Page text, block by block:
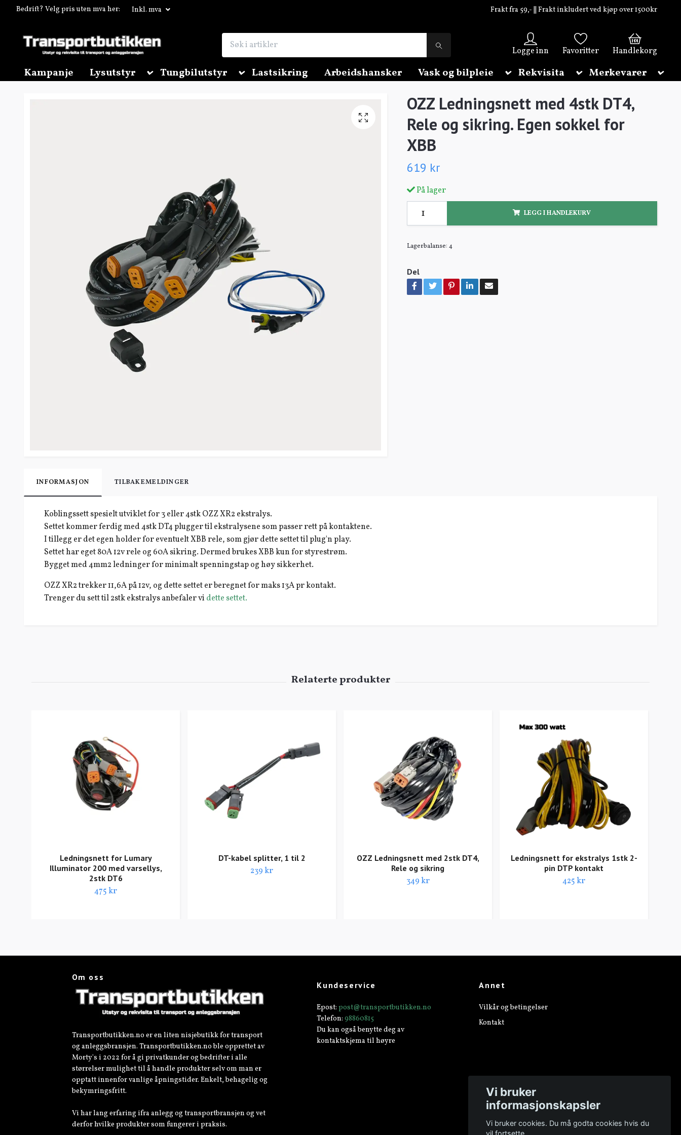
Bedrift? Velg pris uten mva her: Inkl. mva Frakt fra 59,- || Frakt inkludert ved kjøp over 1500kr
Logge inn Favoritter
0
Handlekorg
Kampanje Lysutstyr Tungbilutstyr Lastsikring Arbeidshansker Vask og bilpleie Rekvisita Merkevarer
OZZ Ledningsnett med 4stk DT4,
Rele og sikring. Egen sokkel for
XBB
619 kr
På lager
LEGG I HANDLEKURV
Lagerbalanse: 4
Del
INFORMASJON TILBAKEMELDINGER
Koblingssett spesielt utviklet for 3 eller 4stk OZZ XR2 ekstralys.
Settet kommer ferdig med 4stk DT4 plugger til ekstralysene som passer rett på kontaktene.
I tillegg er det egen holder for eventuelt XBB rele, som gjør dette settet til plug'n play.
Settet har eget 80A 12v rele og 60A sikring. Dermed brukes XBB kun for styrestrøm.
Bygget med 4mm2 ledninger for minimalt spenningstap og høy sikkerhet.
OZZ XR2 trekker 11,6A på 12v, og dette settet er beregnet for maks 13A pr kontakt.
Trenger du sett til 2stk ekstralys anbefaler vi dette settet.
Ledningsnett for Lumary
Illuminator 200 med varsellys,
2stk DT6
475 kr
DT-kabel splitter, 1 til 2
239 kr
OZZ Ledningsnett med 2stk DT4,
Rele og sikring
349 kr
Ledningsnett for ekstralys 1stk 2-
pin DTP kontakt
425 kr
Om oss
Transportbutikken.no er en liten nisjebutikk for transport
og anleggsbransjen. Transportbutikken.no ble opprettet av
Morty's i 2022 for å gi privatkunder og bedrifter i alle
størrelser mulighet til å handle produkter selv om man er
opptatt innenfor vanlige åpningstider. Enkelt, behagelig og
bekymringsfritt.
Vi har lang erfaring ifra anlegg og transportbransjen og vet
derfor hvilke produkter som fungerer i praksis.
Kundeservice
Epost:post@transportbutikken.no
Telefon:98860815
Du kan også benytte deg av
kontaktskjema til høyre
Annet
Vilkår og betingelser
Kontakt
Vi bruker
informasjonskapsler
Vi bruker cookies. Du må godta cookies hvis du